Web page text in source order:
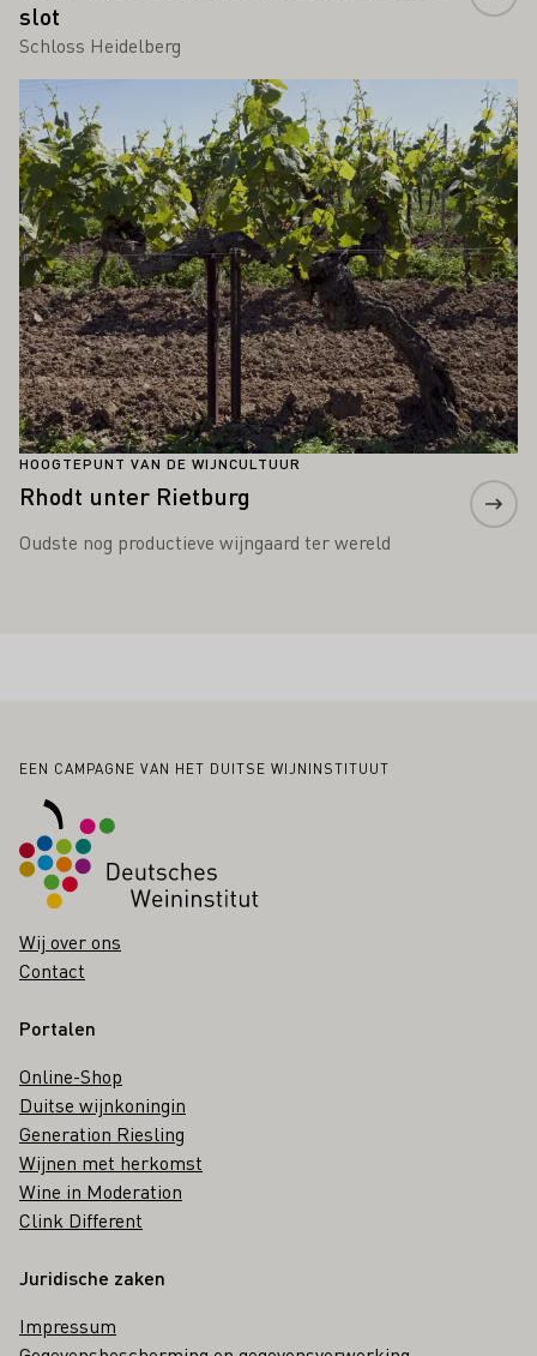
slot
Schloss Heidelberg
HOOGTEPUNT VAN DE WIJNCULTUUR
Rhodt unter Rietburg
Oudste nog productieve wijngaard ter wereld
Meer informatie
Voettekst
EEN CAMPAGNE VAN HET DUITSE WIJNINSTITUUT
Wij over ons
Contact
Portalen
Online-Shop
Duitse wijnkoningin
Generation Riesling
Wijnen met herkomst
Wine in Moderation
Clink Different
Juridische zaken
Impressum